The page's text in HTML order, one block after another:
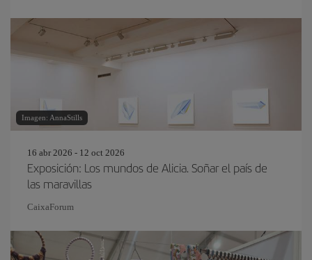
Imagen: AnnaStills
16 abr 2026 - 12 oct 2026
Exposición: Los mundos de Alicia. Soñar el país de
las maravillas
CaixaForum